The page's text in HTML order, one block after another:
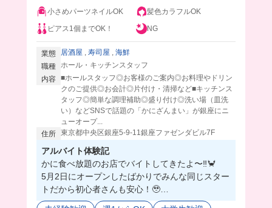
小さめパーツネイルOK
髪色カラフルOK
ピアス1個までOK！
NG
業態 居酒屋 , 寿司屋 , 海鮮
職種 ホール・キッチンスタッフ
内容 ■ホールスタッフ◎お客様のご案内◎お料理やドリン
クのご提供◎お会計◎片付け・清掃など■キッチンス
タッフ◎簡単な調理補助◎盛り付け◎洗い場（皿洗
い）などSNSで話題の「かにざんまい」が銀座にニ
ューオープ...
住所 東京都中央区銀座5-9-11銀座ファゼンダビル7F
アルバイト体験記
かに食べ放題のお店でバイトしてきたよ〜‼️🦀
5月2日にオープンしたばかりでみんな同じスター
トだから初心者さんも安心！🥹
オープニングスタッフを大量に募集するみたいだ